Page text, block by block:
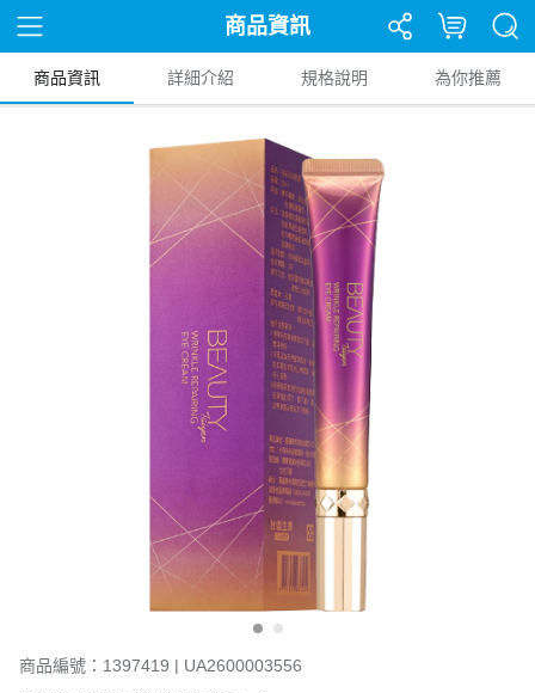
商品資訊
商品資訊 詳細介紹 規格說明 為你推薦
商品編號：1397419 | UA2600003556